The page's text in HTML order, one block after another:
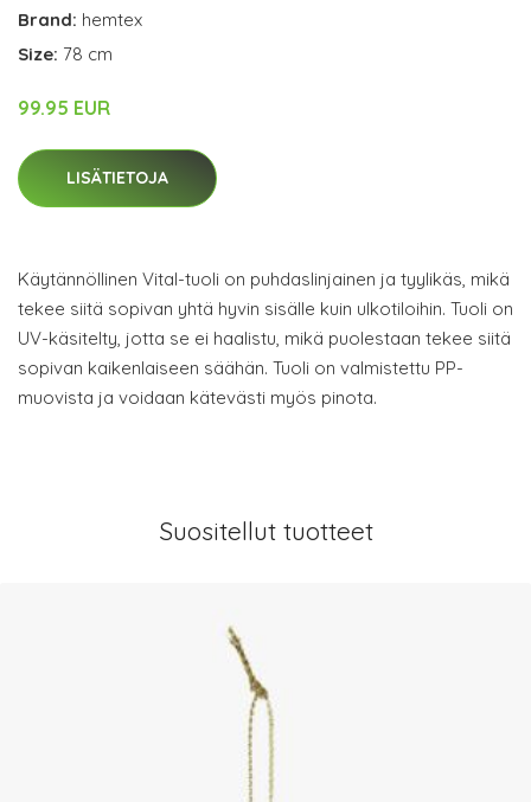
Brand: hemtex
Size: 78 cm
99.95 EUR
LISÄTIETOJA
Käytännöllinen Vital-tuoli on puhdaslinjainen ja tyylikäs, mikä
tekee siitä sopivan yhtä hyvin sisälle kuin ulkotiloihin. Tuoli on
UV-käsitelty, jotta se ei haalistu, mikä puolestaan tekee siitä
sopivan kaikenlaiseen säähän. Tuoli on valmistettu PP-
muovista ja voidaan kätevästi myös pinota.
Suositellut tuotteet